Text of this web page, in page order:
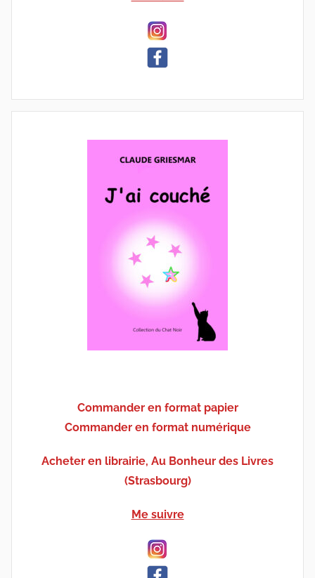
Commander en format papier
Commander en format numérique
Acheter en librairie, Au Bonheur des Livres
(Strasbourg)
Me suivre